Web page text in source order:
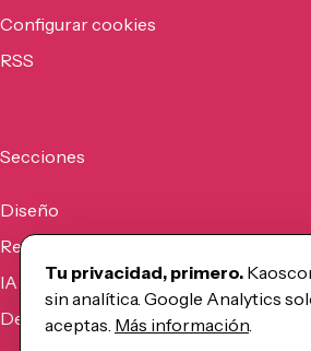
Configurar cookies
RSS
Secciones
Diseño
Recursos
IA
Desarrollo
Tu privacidad, primero.
sin analítica. Google Analytics
aceptas. Más información.